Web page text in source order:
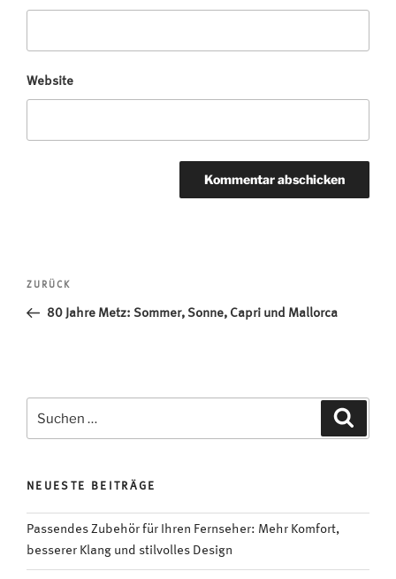
Website
Beitragsnavigation
Vorheriger
Beitrag
ZURÜCK
80 Jahre Metz: Sommer, Sonne, Capri und Mallorca
nach:
NEUESTE BEITRÄGE
Passendes Zubehör für Ihren Fernseher: Mehr Komfort,
besserer Klang und stilvolles Design